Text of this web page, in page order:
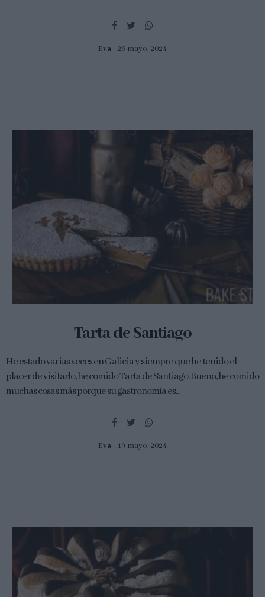
Eva 26 mayo, 2024
Tarta de Santiago
He estado varias veces en Galicia y siempre que he tenido el
placer de visitarlo, he comido Tarta de Santiago. Bueno, he comido
muchas cosas más porque su gastronomía es...
Eva 19 mayo, 2024